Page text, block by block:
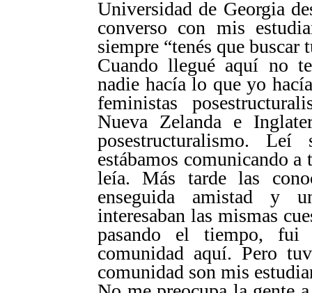
Universidad de Georgia
converso con mis
siempre “tenés que buscar
Cuando llegué aquí no
nadie hacía lo que yo
feministas
Nueva Zelanda e
posestructuralismo.
estábamos comunicando
leía. Más tarde las
enseguida amistad y
interesaban las mismas
pasando el tiempo, fui
comunidad aquí. Pero
comunidad son mis